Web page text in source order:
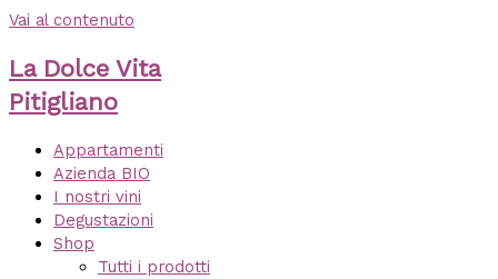
Vai al contenuto
La Dolce Vita
Pitigliano
Appartamenti
Azienda BIO
I nostri vini
Degustazioni
Shop
Tutti i prodotti